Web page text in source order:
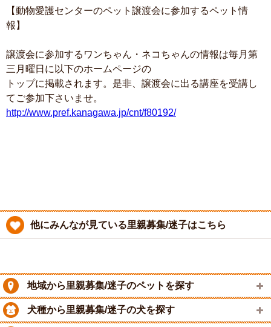
【動物愛護センターのペット譲渡会に参加するペット情
報】
譲渡会に参加するワンちゃん・ネコちゃんの情報は毎月第
三月曜日に以下のホームページの
トップに掲載されます。是非、譲渡会に出る講座を受講し
てご参加下さいませ。
http://www.pref.kanagawa.jp/cnt/f80192/
他にみんなが見ている里親募集/迷子はこちら
地域から里親募集/迷子のペットを探す
犬種から里親募集/迷子の犬を探す